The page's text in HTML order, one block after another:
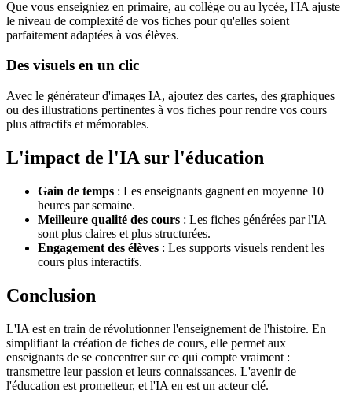
Que vous enseigniez en primaire, au collège ou au lycée, l'IA ajuste
le niveau de complexité de vos fiches pour qu'elles soient
parfaitement adaptées à vos élèves.
Des visuels en un clic
Avec le générateur d'images IA, ajoutez des cartes, des graphiques
ou des illustrations pertinentes à vos fiches pour rendre vos cours
plus attractifs et mémorables.
L'impact de l'IA sur l'éducation
Gain de temps : Les enseignants gagnent en moyenne 10
heures par semaine.
Meilleure qualité des cours : Les fiches générées par l'IA
sont plus claires et plus structurées.
Engagement des élèves : Les supports visuels rendent les
cours plus interactifs.
Conclusion
L'IA est en train de révolutionner l'enseignement de l'histoire. En
simplifiant la création de fiches de cours, elle permet aux
enseignants de se concentrer sur ce qui compte vraiment :
transmettre leur passion et leurs connaissances. L'avenir de
l'éducation est prometteur, et l'IA en est un acteur clé.